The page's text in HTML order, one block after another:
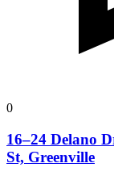
0
16–24 Delano
St, Greenville